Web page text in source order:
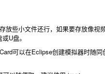
些小文件还行，如果要存放像视
U盘。
可以在Eclipse创建模拟器时随